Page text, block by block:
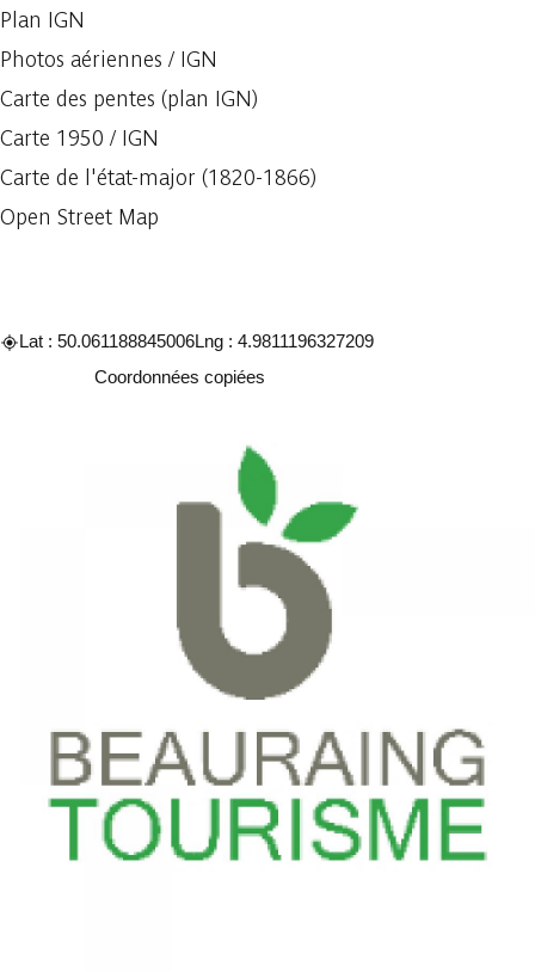
Plan IGN
Photos aériennes / IGN
Carte des pentes (plan IGN)
Carte 1950 / IGN
Carte de l'état-major (1820-1866)
Open Street Map
Lat : 50.061188845006Lng : 4.9811196327209
Coordonnées copiées